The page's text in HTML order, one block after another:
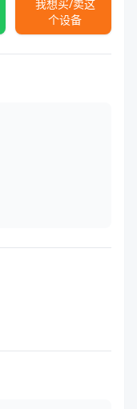
我想买/卖这
个设备